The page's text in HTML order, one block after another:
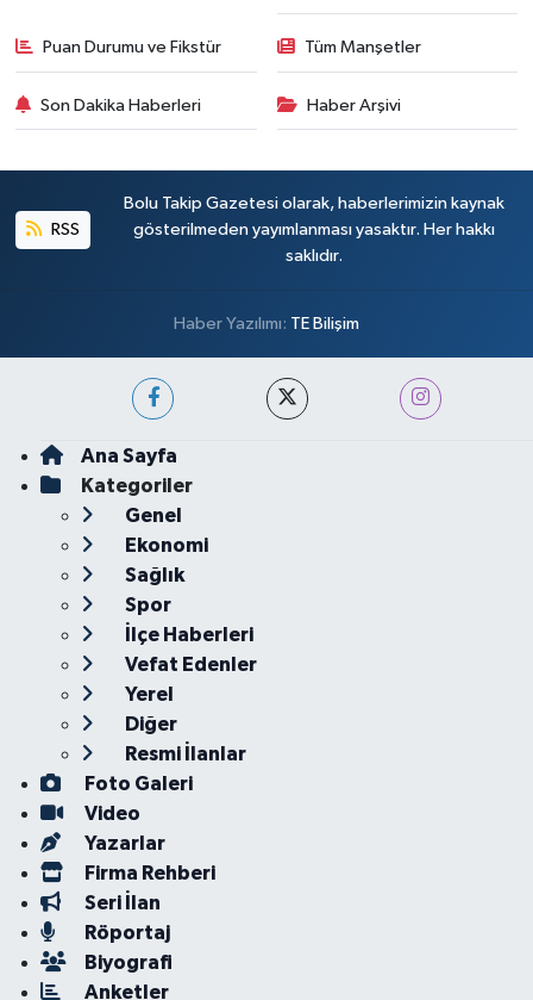
Puan Durumu ve Fikstür Tüm Manşetler
Son Dakika Haberleri Haber Arşivi
RSS
Bolu Takip Gazetesi olarak, haberlerimizin kaynak
gösterilmeden yayımlanması yasaktır. Her hakkı
saklıdır.
Haber Yazılımı: TE Bilişim
Ana Sayfa
Kategoriler
Genel
Ekonomi
Sağlık
Spor
İlçe Haberleri
Vefat Edenler
Yerel
Diğer
Resmi İlanlar
Foto Galeri
Video
Yazarlar
Firma Rehberi
Seri İlan
Röportaj
Biyografi
Anketler